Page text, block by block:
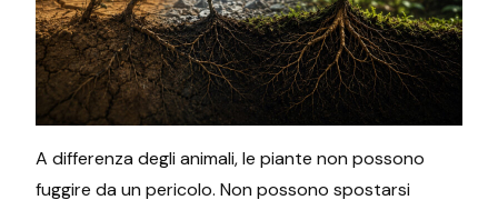
A differenza degli animali, le piante non possono
fuggire da un pericolo. Non possono spostarsi